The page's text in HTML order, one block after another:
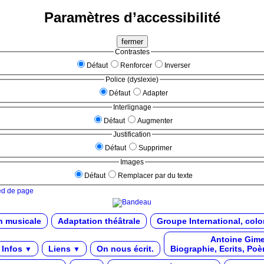
Paramètres d’accessibilité
fermer
Contrastes
Défaut
Renforcer
Inverser
Police (dyslexie)
Défaut
Adapter
Interlignage
Défaut
Augmenter
Justification
Défaut
Supprimer
Images
Défaut
Remplacer par du texte
de page
musicale Adaptation théâtrale Groupe International,
Infos ▼ Liens ▼ On nous écrit.
Antoine
Biographie, Ecrits,